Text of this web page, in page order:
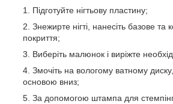
Підготуйте нігтьову пластину;
Знежирте нігті, нанесіть базове та
покриття;
Виберіть малюнок і виріжте
Змочіть на вологому ватному
основою вниз;
За допомогою штампа для